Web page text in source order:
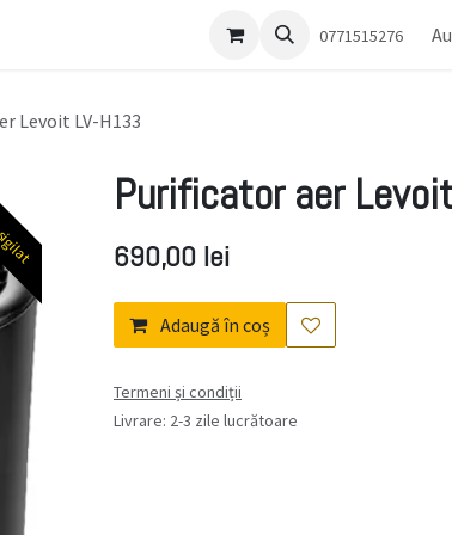
0771515276
Levoit LV-H133
Purificator aer
690,00 lei
Adaugă în coș
Termeni și condiții
Livrare: 2-3 zile lucrătoare